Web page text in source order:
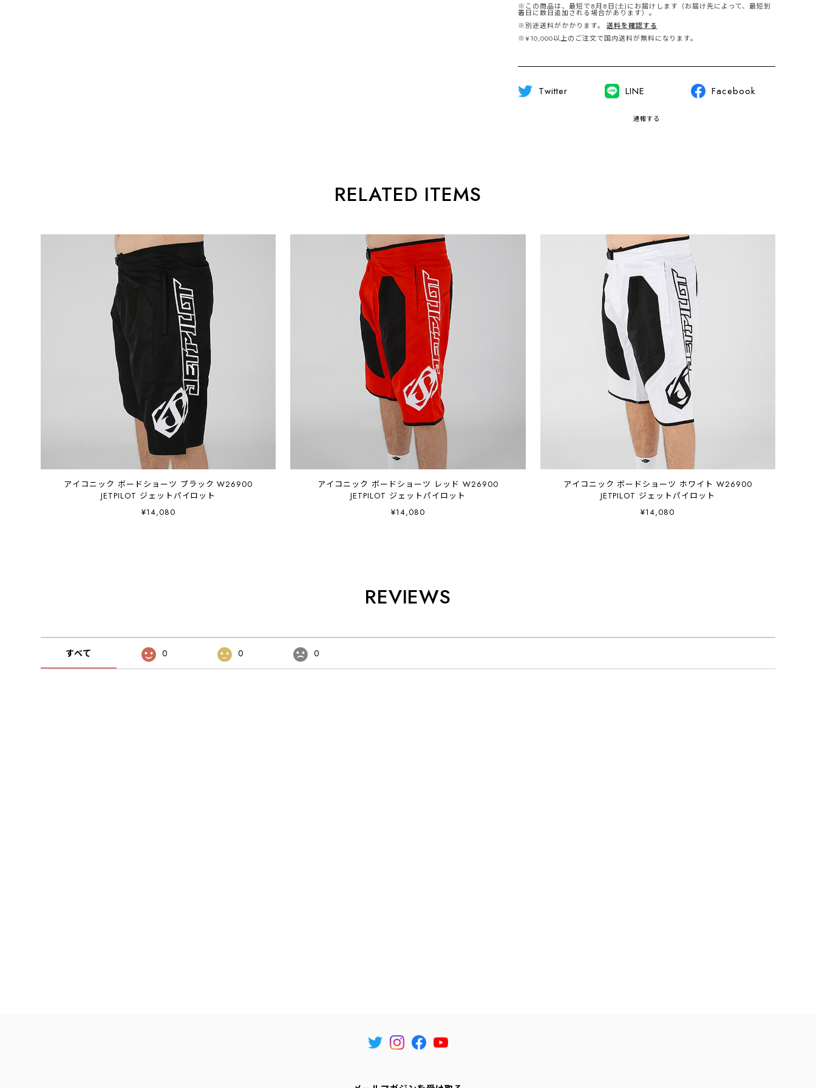
※この商品は、最短で8月8日(土)にお届けします（お届け先によって、最短到
着日に数日追加される場合があります）。
※別途送料がかかります。
送料を確認する
※¥10,000以上のご注文で国内送料が無料になります。
Twitter LINE Facebook
通報する
RELATED ITEMS
アイコニック ボードショーツ ブラック W26900
JETPILOT ジェットパイロット
¥14,080
アイコニック ボードショーツ レッド W26900
JETPILOT ジェットパイロット
¥14,080
アイコニック ボードショーツ ホワイト W26900
JETPILOT ジェットパイロット
¥14,080
REVIEWS
すべて 0 0 0